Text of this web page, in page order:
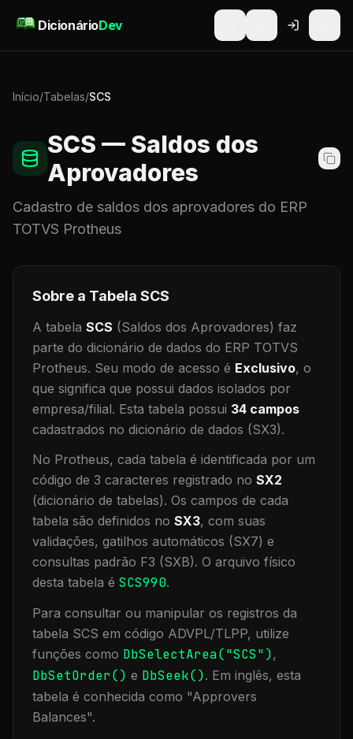
DicionárioDev
Início/Tabelas/SCS
SCS — Saldos dos
Aprovadores
Cadastro de saldos dos aprovadores do ERP
TOTVS Protheus
Sobre a Tabela SCS
A tabela SCS (Saldos dos Aprovadores) faz
parte do dicionário de dados do ERP TOTVS
Protheus. Seu modo de acesso é Exclusivo, o
que significa que possui dados isolados por
empresa/filial. Esta tabela possui 34 campos
cadastrados no dicionário de dados (SX3).
No Protheus, cada tabela é identificada por um
código de 3 caracteres registrado no SX2
(dicionário de tabelas). Os campos de cada
tabela são definidos no SX3, com suas
validações, gatilhos automáticos (SX7) e
consultas padrão F3 (SXB). O arquivo físico
desta tabela é SCS990.
Para consultar ou manipular os registros da
tabela SCS em código ADVPL/TLPP, utilize
funções como DbSelectArea("SCS"),
DbSetOrder() e DbSeek(). Em inglês, esta
tabela é conhecida como "Approvers
Balances".